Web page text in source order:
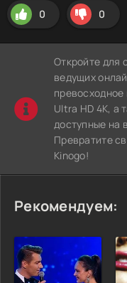
0 0
Откройте для
ведущих
превосходное
Ultra HD 4K, а
доступные на
Превратите
Kinogo!
Рекомендуем: